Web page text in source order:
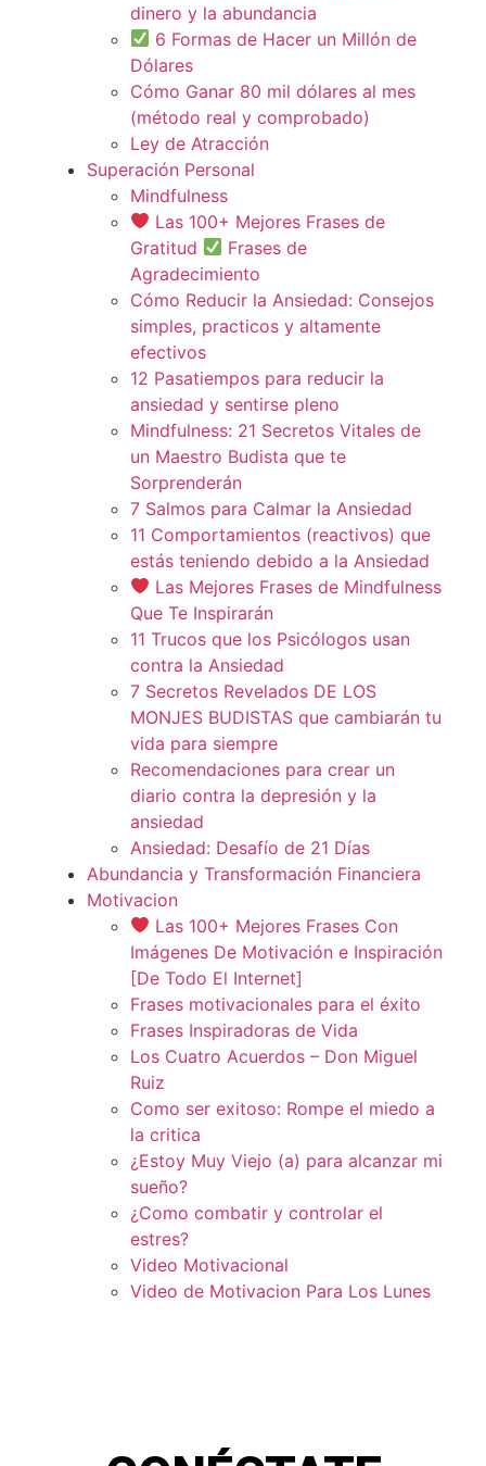
dinero y la abundancia
6 Formas de Hacer un Millón de
Dólares
Cómo Ganar 80 mil dólares al mes
(método real y comprobado)
Ley de Atracción
Superación Personal
Mindfulness
Las 100+ Mejores Frases de
Gratitud
Frases de
Agradecimiento
Cómo Reducir la Ansiedad: Consejos
simples, practicos y altamente
efectivos
12 Pasatiempos para reducir la
ansiedad y sentirse pleno
Mindfulness: 21 Secretos Vitales de
un Maestro Budista que te
Sorprenderán
7 Salmos para Calmar la Ansiedad
11 Comportamientos (reactivos) que
estás teniendo debido a la Ansiedad
Las Mejores Frases de Mindfulness
Que Te Inspirarán
11 Trucos que los Psicólogos usan
contra la Ansiedad
7 Secretos Revelados DE LOS
MONJES BUDISTAS que cambiarán tu
vida para siempre
Recomendaciones para crear un
diario contra la depresión y la
ansiedad
Ansiedad: Desafío de 21 Días
Abundancia y Transformación Financiera
Motivacion
Las 100+ Mejores Frases Con
Imágenes De Motivación e Inspiración
[De Todo El Internet]
Frases motivacionales para el éxito
Frases Inspiradoras de Vida
Los Cuatro Acuerdos – Don Miguel
Ruiz
Como ser exitoso: Rompe el miedo a
la critica
¿Estoy Muy Viejo (a) para alcanzar mi
sueño?
¿Como combatir y controlar el
estres?
Video Motivacional
Video de Motivacion Para Los Lunes